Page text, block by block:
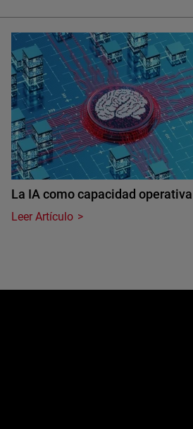
La IA como capacidad operativa
Leer Artículo